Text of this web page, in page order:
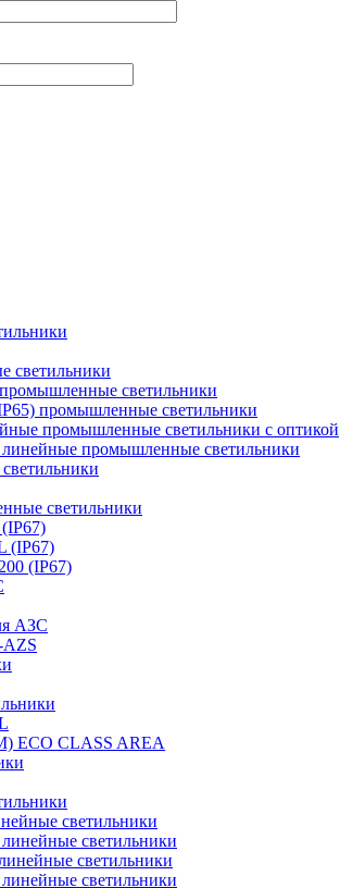
светильники
светильники
промышленные светильники
промышленные светильники с оптикой
промышленные светильники
светильники
(IP67)
(IP67)
АЗС
ECO CLASS AREA
светильники
светильники
светильники
светильники